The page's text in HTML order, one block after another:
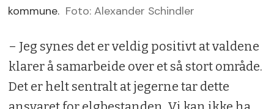
kommune. Foto: Alexander Schindler
– Jeg synes det er veldig positivt at valdene
klarer å samarbeide over et så stort område.
Det er helt sentralt at jegerne tar dette